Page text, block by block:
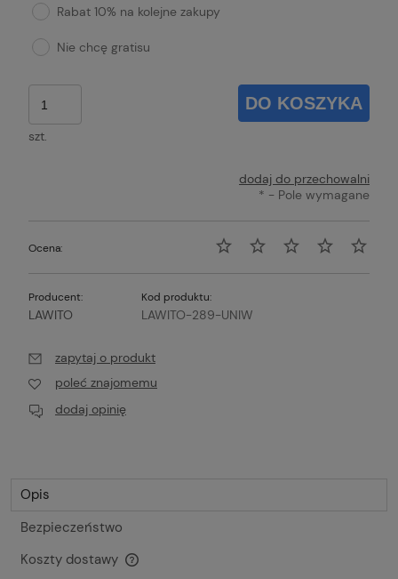
Rabat 10% na kolejne zakupy
Nie chcę gratisu
szt.
DO KOSZYKA
dodaj do przechowalni
* - Pole wymagane
Ocena:
Producent:
LAWITO
Kod produktu:
LAWITO-289-UNIW
zapytaj o produkt
poleć znajomemu
dodaj opinię
Opis
Bezpieczeństwo
Koszty dostawy
Cena nie zawiera ewentualnych kosztów płatności